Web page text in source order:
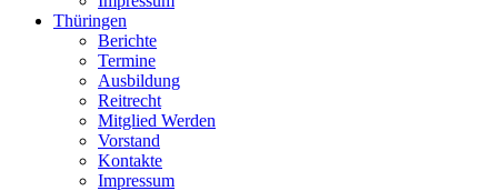
Thüringen
Berichte
Termine
Ausbildung
Reitrecht
Mitglied Werden
Vorstand
Kontakte
Impressum